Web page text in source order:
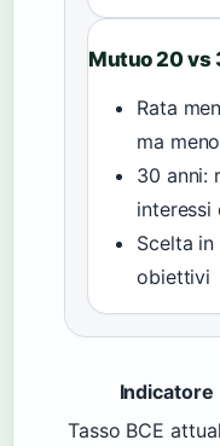
Mutuo 20 vs
Rata
ma
30 anni:
interessi
Scelta
obiettivi
Indicatore
Tasso BCE